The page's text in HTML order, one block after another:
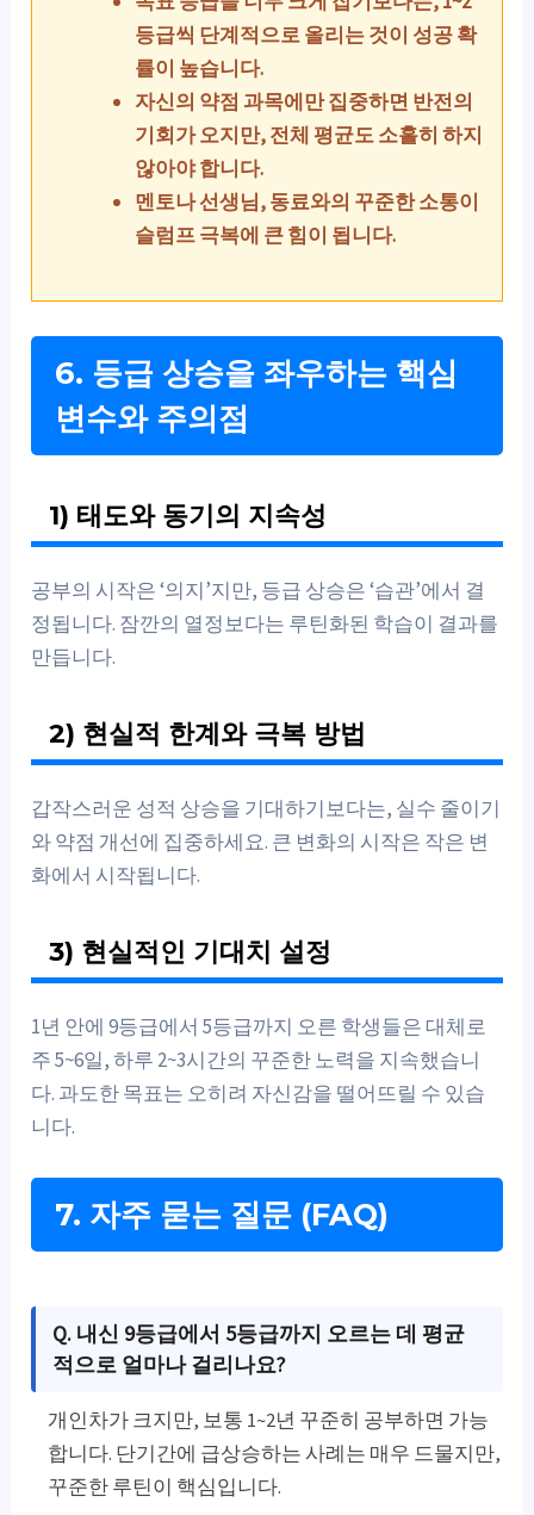
등급씩 단계적으로 올리는 것이 성공 확
률이 높습니다.
자신의 약점 과목에만 집중하면 반전의
기회가 오지만, 전체 평균도 소홀히 하지
않아야 합니다.
멘토나 선생님, 동료와의 꾸준한 소통이
슬럼프 극복에 큰 힘이 됩니다.
6. 등급 상승을 좌우하는 핵심
변수와 주의점
1) 태도와 동기의 지속성
공부의 시작은 ‘의지’지만, 등급 상승은 ‘습관’에서 결
정됩니다. 잠깐의 열정보다는 루틴화된 학습이 결과를
만듭니다.
2) 현실적 한계와 극복 방법
갑작스러운 성적 상승을 기대하기보다는, 실수 줄이기
와 약점 개선에 집중하세요. 큰 변화의 시작은 작은 변
화에서 시작됩니다.
3) 현실적인 기대치 설정
1년 안에 9등급에서 5등급까지 오른 학생들은 대체로
주 5~6일, 하루 2~3시간의 꾸준한 노력을 지속했습니
다. 과도한 목표는 오히려 자신감을 떨어뜨릴 수 있습
니다.
7. 자주 묻는 질문 (FAQ)
Q. 내신 9등급에서 5등급까지 오르는 데 평균
적으로 얼마나 걸리나요?
개인차가 크지만, 보통 1~2년 꾸준히 공부하면 가능
합니다. 단기간에 급상승하는 사례는 매우 드물지만,
꾸준한 루틴이 핵심입니다.